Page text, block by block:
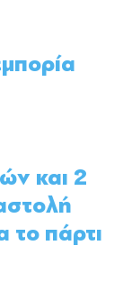
και 2
το πάρτι